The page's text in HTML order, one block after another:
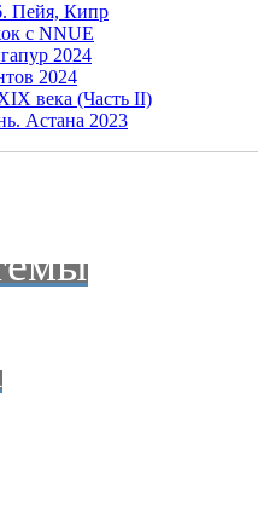
Пейя, Кипр
с NNUE
2024
2024
века (Часть II)
Астана 2023